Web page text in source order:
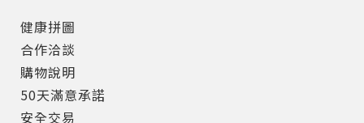
健康拼圖
合作洽談
購物說明
50天滿意承諾
安全交易